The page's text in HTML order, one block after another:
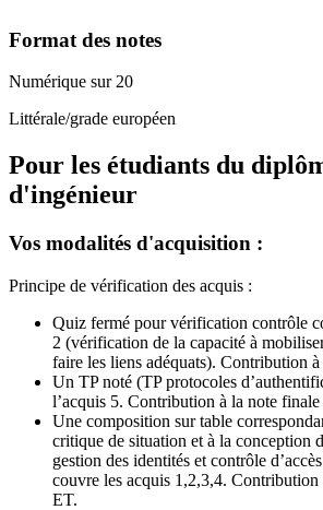
Format des notes
Numérique sur 20
Littérale/grade européen
Pour les étudiants du
d'ingénieur
Vos modalités d'acquisition :
Principe de vérification des acquis :
Quiz fermé pour vérification contrôle
2 (vérification de la capacité à
faire les liens adéquats). Contribution
Un TP noté (TP protocoles
l’acquis 5. Contribution à la note
Une composition sur table
critique de situation et à la conception
gestion des identités et contrôle
couvre les acquis 1,2,3,4. Contribution
ET.